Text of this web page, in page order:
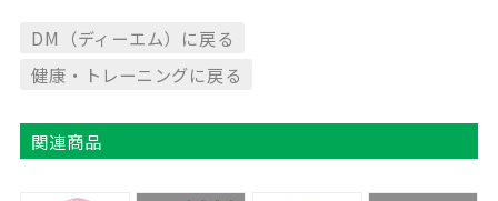
DM（ディーエム）に戻る
健康・トレーニングに戻る
関連商品